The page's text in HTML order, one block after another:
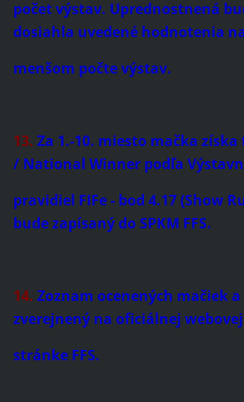
počet výstav. Uprednostnená
dosiahla uvedené hodnotenia
menšom počte výstav.
13. Za 1.-10. miesto mačka
/ National Winner podľa
pravidiel FIFe - bod 4.17 (Show
bude zapísaný do SPKM FFS.
14. Zoznam ocenených mačiek
zverejnený na oficiálnej webovej
stránke FFS.